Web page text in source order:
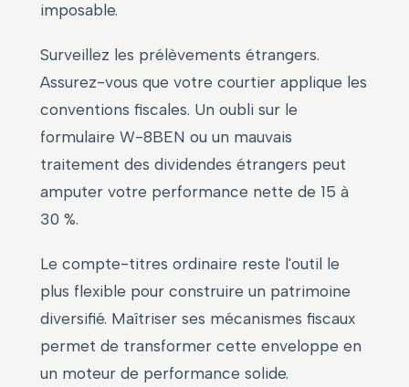
imposable.
Surveillez les prélèvements étrangers.
Assurez-vous que votre courtier applique les
conventions fiscales. Un oubli sur le
formulaire W-8BEN ou un mauvais
traitement des dividendes étrangers peut
amputer votre performance nette de 15 à
30 %.
Le compte-titres ordinaire reste l'outil le
plus flexible pour construire un patrimoine
diversifié. Maîtriser ses mécanismes fiscaux
permet de transformer cette enveloppe en
un moteur de performance solide.